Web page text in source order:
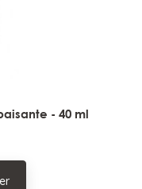
- 40 ml